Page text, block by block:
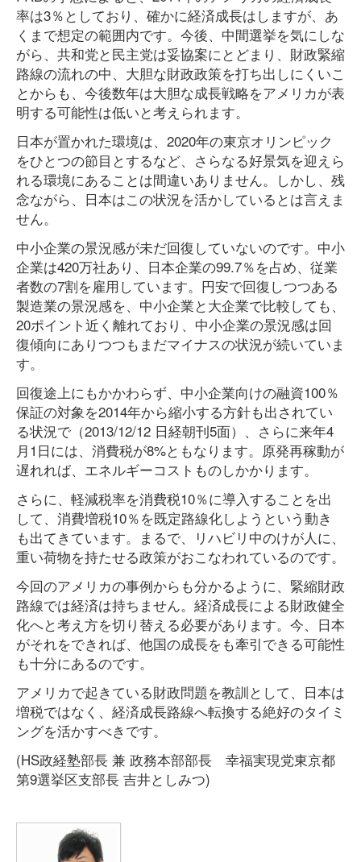
率は3％としており、確かに経済成長はしますが、あ
くまで想定の範囲内です。今後、中間選挙を気にしな
がら、共和党と民主党は妥協案にとどまり、財政緊縮
路線の流れの中、大胆な財政政策を打ち出しにくいこ
とからも、今後数年は大胆な成長戦略をアメリカが表
明する可能性は低いと考えられます。
日本が置かれた環境は、2020年の東京オリンピック
をひとつの節目とするなど、さらなる好景気を迎えら
れる環境にあることは間違いありません。しかし、残
念ながら、日本はこの状況を活かしているとは言えま
せん。
中小企業の景況感が未だ回復していないのです。中小
企業は420万社あり、日本企業の99.7％を占め、従業
者数の7割を雇用しています。円安で回復しつつある
製造業の景況感を、中小企業と大企業で比較しても、
20ポイント近く離れており、中小企業の景況感は回
復傾向にありつつもまだマイナスの状況が続いていま
す。
回復途上にもかかわらず、中小企業向けの融資100％
保証の対象を2014年から縮小する方針も出されてい
る状況で（2013/12/12 日経朝刊5面）、さらに来年4
月1日には、消費税が8%ともなります。原発再稼動が
遅れれば、エネルギーコストものしかかります。
さらに、軽減税率を消費税10％に導入することを出
して、消費増税10％を既定路線化しようという動き
も出てきています。まるで、リハビリ中のけが人に、
重い荷物を持たせる政策がおこなわれているのです。
今回のアメリカの事例からも分かるように、緊縮財政
路線では経済は持ちません。経済成長による財政健全
化へと考え方を切り替える必要があります。今、日本
がそれをできれば、他国の成長をも牽引できる可能性
も十分にあるのです。
アメリカで起きている財政問題を教訓として、日本は
増税ではなく、経済成長路線へ転換する絶好のタイミ
ングを活かすべきです。
(HS政経塾部長 兼 政務本部部長 幸福実現党東京都
第9選挙区支部長 吉井としみつ)